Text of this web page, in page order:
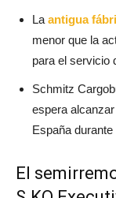
La antigua
menor que la
para el servicio
Schmitz
espera
España
El